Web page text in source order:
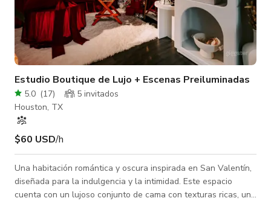
Estudio Boutique de Lujo + Escenas Preiluminadas
5.0 (17)
5 invitados
Houston, TX
$60 USD/h
Una habitación romántica y oscura inspirada en San Valentín,
diseñada para la indulgencia y la intimidad. Este espacio
cuenta con un lujoso conjunto de cama con texturas ricas, un